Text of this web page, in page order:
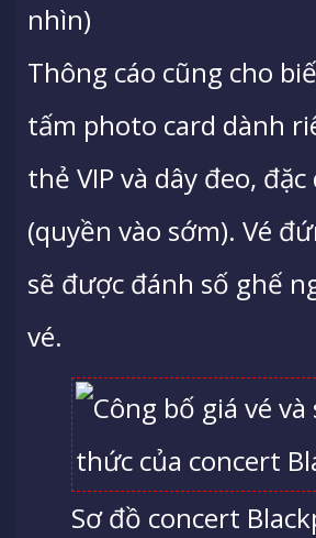
nhìn)
Thông cáo cũng cho
tấm photo card dành
thẻ VIP và dây đeo,
(quyền vào sớm). Vé
sẽ được đánh số ghế
vé.
Sơ đồ concert